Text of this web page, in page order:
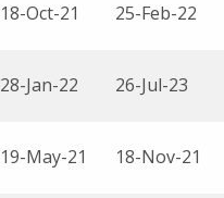
18-Oct-21 25-Feb-22
28-Jan-22 26-Jul-23
19-May-21 18-Nov-21